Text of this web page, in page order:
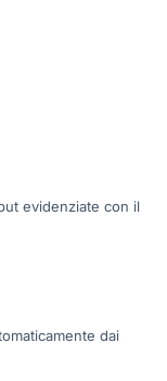
evidenziate con il
dai